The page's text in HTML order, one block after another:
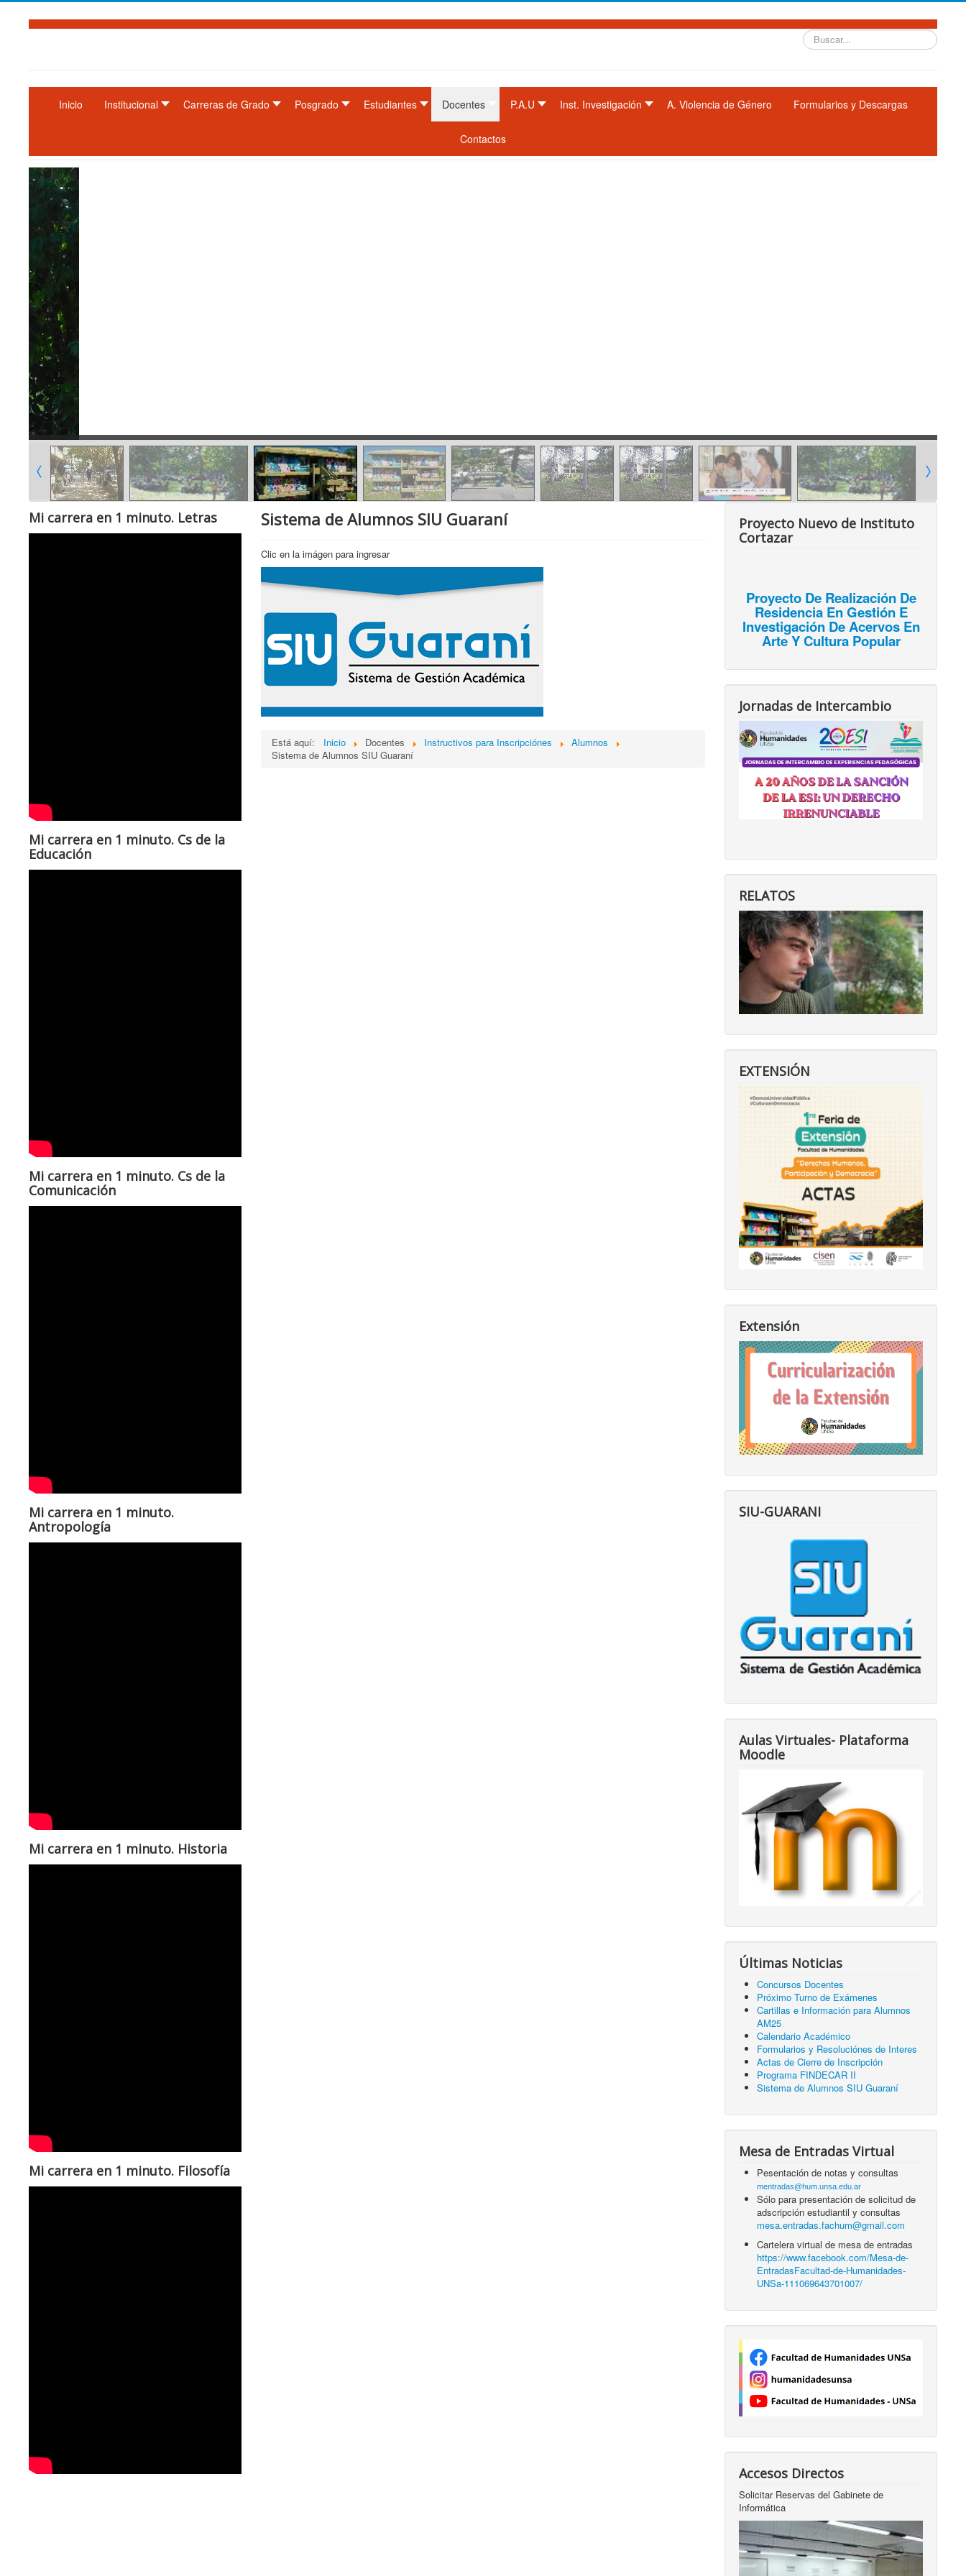
Buscar...
Inicio Institucional Carreras de Grado Posgrado Estudiantes Docentes P.A.U Inst. Investigación A. Violencia de Género Formularios y Descargas
Contactos
Facultad de Humanidades. Universidad Nacional de Salta.
Mi carrera en 1 minuto. Letras
Mi carrera en 1 minuto. Cs de la
Educación
Mi carrera en 1 minuto. Cs de la
Comunicación
Mi carrera en 1 minuto.
Antropología
Mi carrera en 1 minuto. Historia
Mi carrera en 1 minuto. Filosofía
Sistema de Alumnos SIU Guaraní
Clic en la imágen para ingresar
Está aquí: Inicio Docentes Instructivos para Inscripciónes
Alumnos
Sistema de Alumnos SIU Guaraní
Proyecto Nuevo de Instituto
Cortazar
Proyecto De Realización De
Residencia En Gestión E
Investigación De Acervos En
Arte Y Cultura Popular
Jornadas de Intercambio
RELATOS
EXTENSIÓN
Extensión
SIU-GUARANI
Aulas Virtuales- Plataforma
Moodle
Últimas Noticias
Concursos Docentes
Próximo Turno de Exámenes
Cartillas e Información para Alumnos
AM25
Calendario Académico
Formularios y Resoluciónes de Interes
Actas de Cierre de Inscripción
Programa FINDECAR II
Sistema de Alumnos SIU Guaraní
Mesa de Entradas Virtual
Pesentación de notas y consultas
mentradas@hum.unsa.edu.ar
Sólo para presentación de solicitud de
adscripción estudiantil y consultas
mesa.entradas.fachum@gmail.com
Cartelera virtual de mesa de entradas
https://www.facebook.com/Mesa-de-
EntradasFacultad-de-Humanidades-
UNSa-111069643701007/
Accesos Directos
Solicitar Reservas del Gabinete de
Informática